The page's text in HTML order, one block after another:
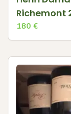
Richemont
180 €